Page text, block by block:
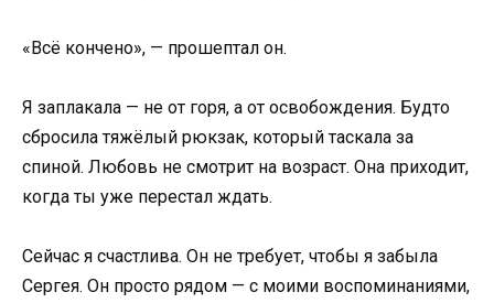
«Всё кончено», — прошептал он.
Я заплакала — не от горя, а от освобождения. Будто
сбросила тяжёлый рюкзак, который таскала за
спиной. Любовь не смотрит на возраст. Она приходит,
когда ты уже перестал ждать.
Сейчас я счастлива. Он не требует, чтобы я забыла
Сергея. Он просто рядом — с моими воспоминаниями,